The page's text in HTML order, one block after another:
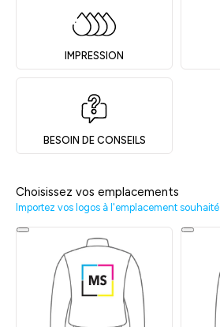
IMPRESSION
BESOIN DE CONSEILS
Choisissez vos emplacements
Importez vos logos à l'emplacement souhaité